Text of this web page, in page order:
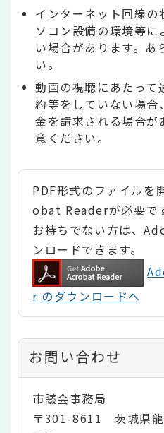
インターネット回線
ソコン設備の環境等
い場合があります。あ
い。
動画の視聴にあたって
約等をしていない場合
金を請求される場合が
意ください。
PDF形式のファイル
obat Readerが必要で
お持ちでない方は、
ンロードできます。
r のダウンロードへ
お問い合わせ
市議会事務局
〒301-8611 茨城県